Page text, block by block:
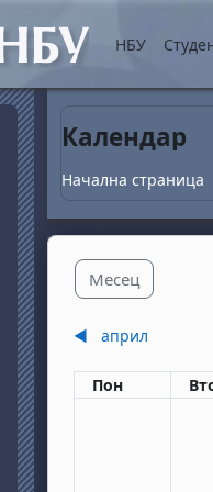
Прескочи на
НБУ
Календар
Начална страница
Месец
◀︎ април
Понеделник
Пон